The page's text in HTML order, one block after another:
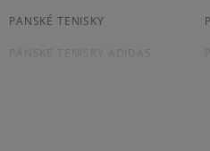
Dostupné spôsoby platby:
prevod,
PANSKÉ TENISKY
PÁNSKE TENISKY ADIDAS